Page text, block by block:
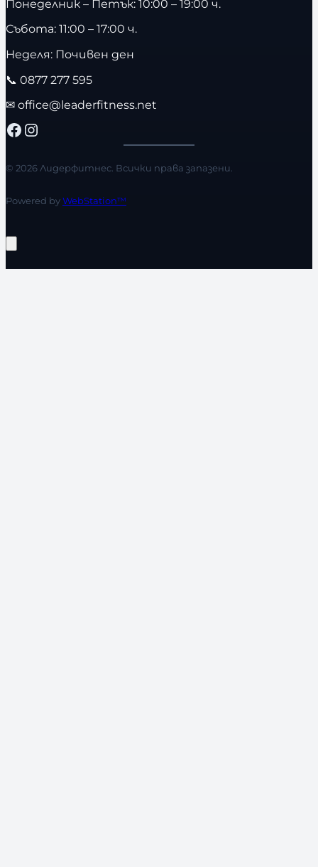
Понеделник – Петък: 10:00 – 19:00 ч.
Събота: 11:00 – 17:00 ч.
Неделя: Почивен ден
📞 0877 277 595
✉ office@leaderfitness.net
Facebook Instagram
© 2026 Лидерфитнес. Всички права запазени.
Powered byWebStation™